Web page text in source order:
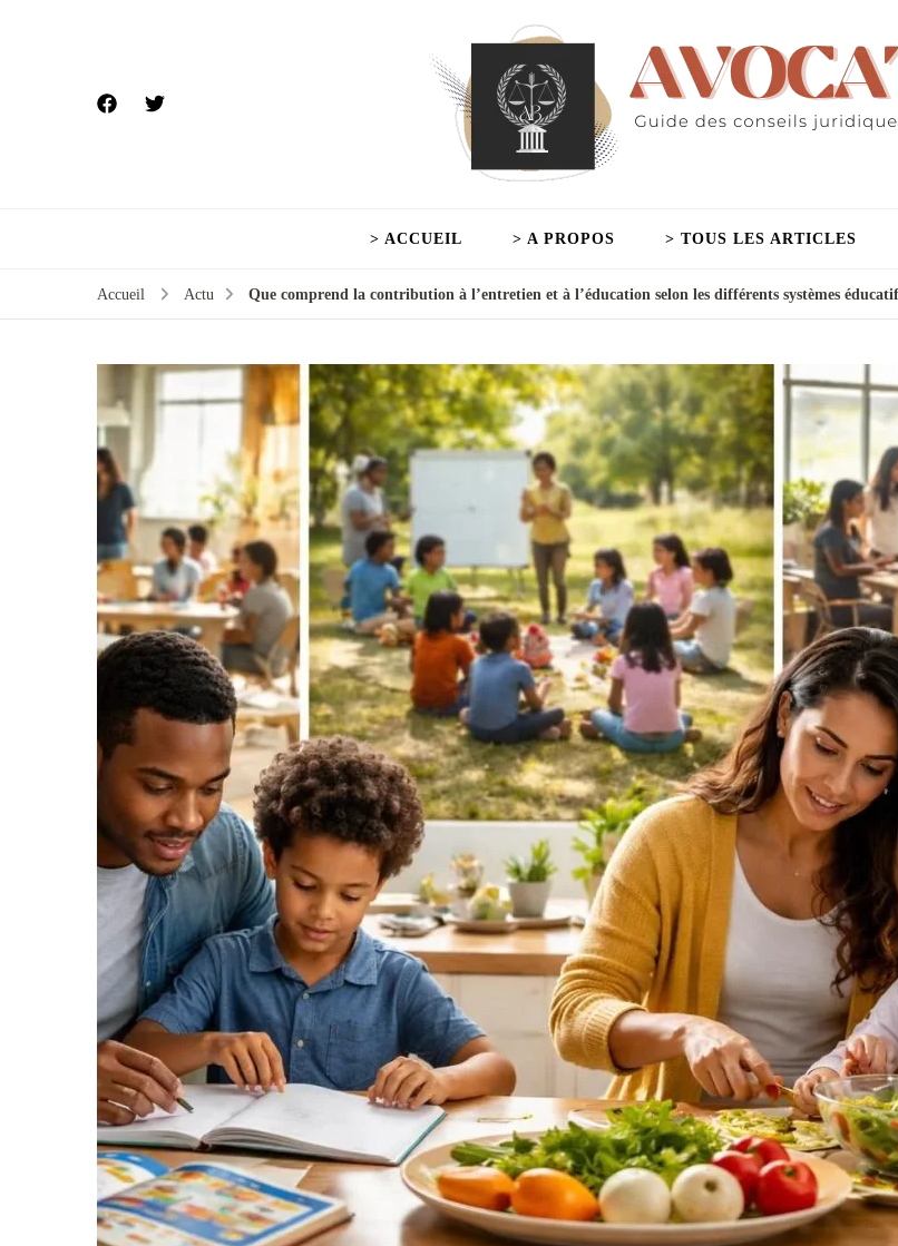
> ACCUEIL > A PROPOS > TOUS LES ARTICLES
Accueil Actu Que comprend la contribution à l’entretien et à l’éducation selon les différents systèmes